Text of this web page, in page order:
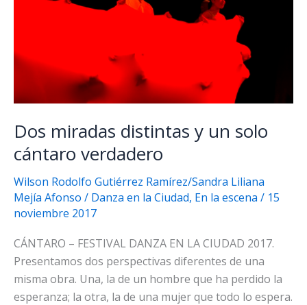
Dos miradas distintas y un solo
cántaro verdadero
Wilson Rodolfo Gutiérrez Ramírez/Sandra Liliana
Mejía Afonso / Danza en la Ciudad, En la escena / 15
noviembre 2017
CÁNTARO – FESTIVAL DANZA EN LA CIUDAD 2017.
Presentamos dos perspectivas diferentes de una
misma obra. Una, la de un hombre que ha perdido la
esperanza; la otra, la de una mujer que todo lo espera.